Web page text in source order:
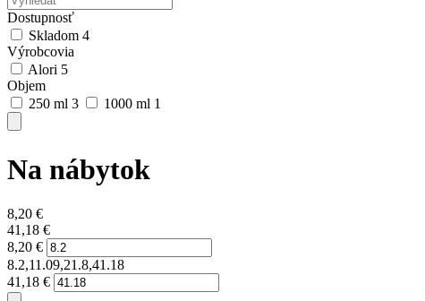
Dostupnosť
Skladom 4
Výrobcovia
Alori 5
Objem
250 ml 3 1000 ml 1
Na nábytok
8,20 €
41,18 €
8,20 €
8.2,11.09,21.8,41.18
41,18 €